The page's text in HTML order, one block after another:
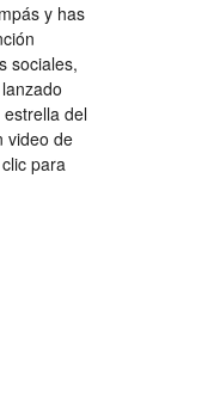
y has
sociales,
del
video de
para